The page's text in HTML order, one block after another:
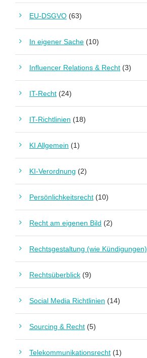
EU-DSGVO (63)
In eigener Sache (10)
Influencer Relations & Recht (3)
IT-Recht (24)
IT-Richtlinien (18)
KI Allgemein (1)
KI-Verordnung (2)
Persönlichkeitsrecht (10)
Recht am eigenen Bild (2)
Rechtsgestaltung (wie Kündigungen)
Rechtsüberblick (9)
Social Media Richtlinien (14)
Sourcing & Recht (5)
Telekommunikationsrecht (1)